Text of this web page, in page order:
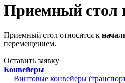
Приемный стол
Приемный стол относится к
перемещением.
Оставить заявку
Конвейеры
Винтовые конвейеры